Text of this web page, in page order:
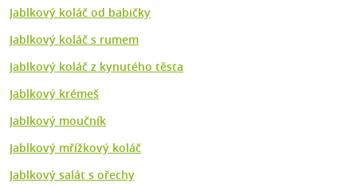
Jablkový koláč od babičky
Jablkový koláč s rumem
Jablkový koláč z kynutého těsta
Jablkový krémeš
Jablkový moučník
Jablkový mřížkový koláč
Jablkový salát s ořechy